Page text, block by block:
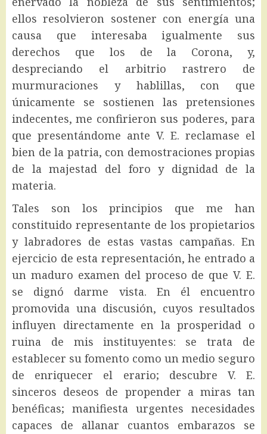
ellos resolvieron sostener con energía una
causa que interesaba igualmente sus
derechos que los de la Corona, y,
despreciando el arbitrio rastrero de
murmuraciones y hablillas, con que
únicamente se sostienen las pretensiones
indecentes, me confirieron sus poderes, para
que presentándome ante V. E. reclamase el
bien de la patria, con demostraciones propias
de la majestad del foro y dignidad de la
materia.
Tales son los principios que me han
constituido representante de los propietarios
y labradores de estas vastas campañas. En
ejercicio de esta representación, he entrado a
un maduro examen del proceso de que V. E.
se dignó darme vista. En él encuentro
promovida una discusión, cuyos resultados
influyen directamente en la prosperidad o
ruina de mis instituyentes: se trata de
establecer su fomento como un medio seguro
de enriquecer el erario; descubre V. E.
sinceros deseos de propender a miras tan
benéficas; manifiesta urgentes necesidades
capaces de allanar cuantos embarazos se